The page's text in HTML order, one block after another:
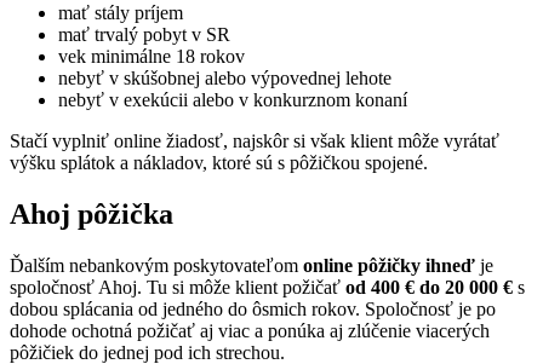
mať stály príjem
mať trvalý pobyt v SR
vek minimálne 18 rokov
nebyť v skúšobnej alebo výpovednej lehote
nebyť v exekúcii alebo v konkurznom konaní
Stačí vyplniť online žiadosť, najskôr si však klient môže vyrátať
výšku splátok a nákladov, ktoré sú s pôžičkou spojené.
Ahoj pôžička
Ďalším nebankovým poskytovateľom online pôžičky ihneď je
spoločnosť Ahoj. Tu si môže klient požičať od 400 € do 20 000 € s
dobou splácania od jedného do ôsmich rokov. Spoločnosť je po
dohode ochotná požičať aj viac a ponúka aj zlúčenie viacerých
pôžičiek do jednej pod ich strechou.